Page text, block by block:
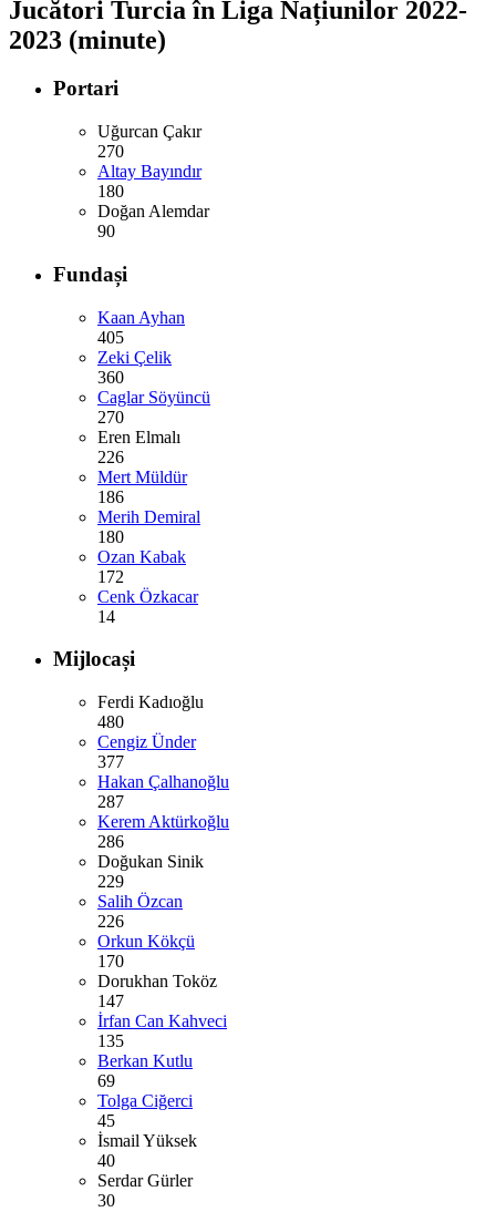
Jucători Turcia în Liga Națiunilor 2022-
2023 (minute)
Portari
Uğurcan Çakır
270
Altay Bayındır
180
Doğan Alemdar
90
Fundași
Kaan Ayhan
405
Zeki Çelik
360
Caglar Söyüncü
270
Eren Elmalı
226
Mert Müldür
186
Merih Demiral
180
Ozan Kabak
172
Cenk Özkacar
14
Mijlocași
Ferdi Kadıoğlu
480
Cengiz Ünder
377
Hakan Çalhanoğlu
287
Kerem Aktürkoğlu
286
Doğukan Sinik
229
Salih Özcan
226
Orkun Kökçü
170
Dorukhan Toköz
147
İrfan Can Kahveci
135
Berkan Kutlu
69
Tolga Ciğerci
45
İsmail Yüksek
40
Serdar Gürler
30